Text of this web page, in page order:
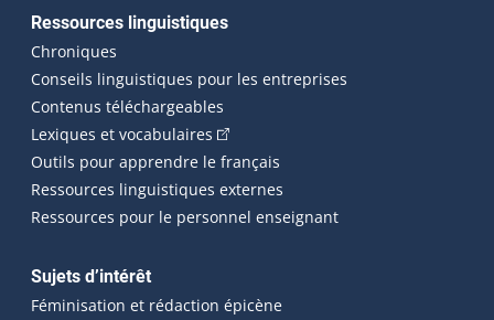
Ressources linguistiques
Chroniques
Conseils linguistiques pour les entreprises
Contenus téléchargeables
Lexiques et vocabulaires (Cet hyperlien externe s'ouvrira
Outils pour apprendre le français
Ressources linguistiques externes
Ressources pour le personnel enseignant
Sujets d’intérêt
Féminisation et rédaction épicène